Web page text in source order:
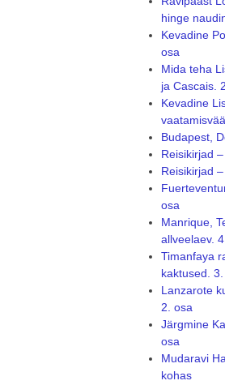
hinge
Kevadine
osa
Mida teha
ja Cascais.
Kevadine
Budapest,
Reisikirjad
Reisikirjad
osa
Manrique,
allveelaev.
Timanfaya
kaktused.
Lanzarote
2. osa
Järgmine
osa
Mudaravi
kohas